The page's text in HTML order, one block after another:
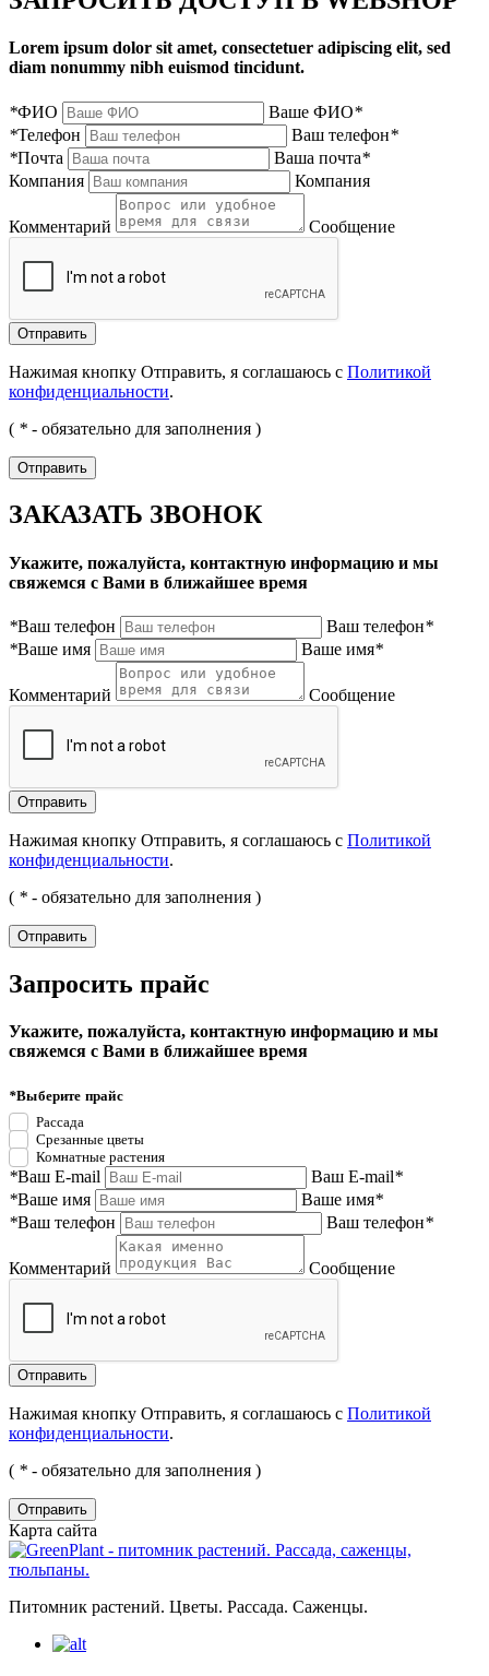
Lorem ipsum dolor sit amet, consectetuer adipiscing elit, sed
diam nonummy nibh euismod tincidunt.
*ФИО Ваше ФИО*
*Телефон Ваш телефон*
*Почта Ваша почта*
Компания
Компания
Комментарий Сообщение
Нажимая кнопку Отправить, я соглашаюсь с Политикой
конфиденциальности.
( * - обязательно для заполнения )
ЗАКАЗАТЬ ЗВОНОК
Укажите, пожалуйста, контактную информацию и мы
свяжемся с Вами в ближайшее время
*Ваш телефон Ваш телефон*
*Ваше имя Ваше имя*
Комментарий Сообщение
Нажимая кнопку Отправить, я соглашаюсь с Политикой
конфиденциальности.
( * - обязательно для заполнения )
Запросить прайс
Укажите, пожалуйста, контактную информацию и мы
свяжемся с Вами в ближайшее время
*Выберите прайс
Рассада
Срезанные цветы
Комнатные растения
*Ваш E-mail Ваш E-mail*
*Ваше имя Ваше имя*
*Ваш телефон Ваш телефон*
Комментарий Сообщение
Нажимая кнопку Отправить, я соглашаюсь с Политикой
конфиденциальности.
( * - обязательно для заполнения )
Отправить
Карта сайта
Питомник растений. Цветы. Рассада. Саженцы.